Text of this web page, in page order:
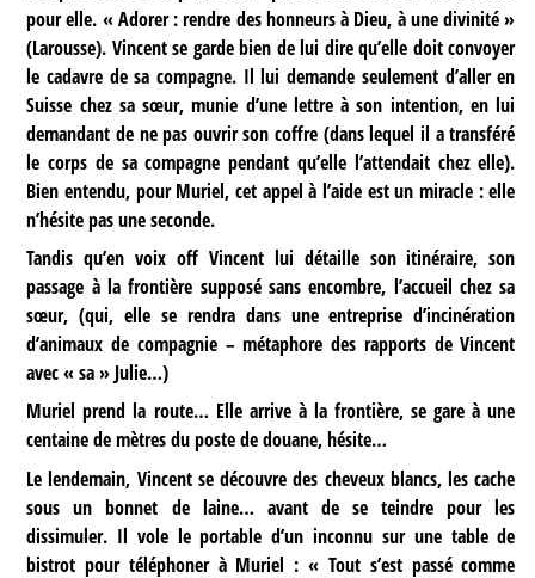
pour elle. « Adorer : rendre des honneurs à Dieu, à une divinité »
(Larousse). Vincent se garde bien de lui dire qu’elle doit convoyer
le cadavre de sa compagne. Il lui demande seulement d’aller en
Suisse chez sa sœur, munie d’une lettre à son intention, en lui
demandant de ne pas ouvrir son coffre (dans lequel il a transféré
le corps de sa compagne pendant qu’elle l’attendait chez elle).
Bien entendu, pour Muriel, cet appel à l’aide est un miracle : elle
n’hésite pas une seconde.
Tandis qu’en voix off Vincent lui détaille son itinéraire, son
passage à la frontière supposé sans encombre, l’accueil chez sa
sœur, (qui, elle se rendra dans une entreprise d’incinération
d’animaux de compagnie – métaphore des rapports de Vincent
avec « sa » Julie…)
Muriel prend la route… Elle arrive à la frontière, se gare à une
centaine de mètres du poste de douane, hésite…
Le lendemain, Vincent se découvre des cheveux blancs, les cache
sous un bonnet de laine… avant de se teindre pour les
dissimuler. Il vole le portable d’un inconnu sur une table de
bistrot pour téléphoner à Muriel : « Tout s’est passé comme